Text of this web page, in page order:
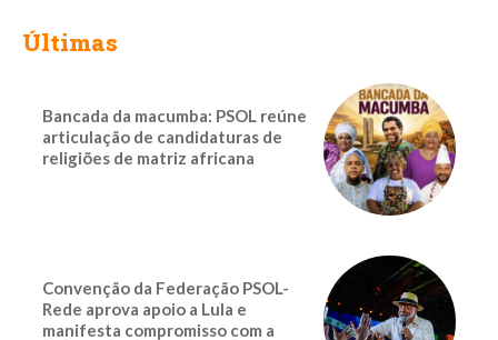
Últimas
Bancada da macumba: PSOL reúne
articulação de candidaturas de
religiões de matriz africana
Convenção da Federação PSOL-
Rede aprova apoio a Lula e
manifesta compromisso com a